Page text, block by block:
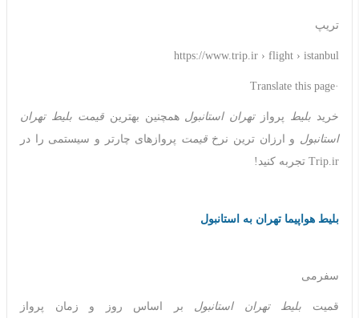
تریپ
https://www.trip.ir › flight › istanbul
·Translate this page
خرید بلیط پروازتهران استانبول همچنین بهترینقیمت بلیط تهران
استانبول و ارزان ترین نرخقیمت پروازهای چارتر و سیستمی را در
Trip.ir تجربه کنید!
بلیط هواپیما تهران به استانبول
سفرمی
قمیت بلیط تهران استانبول بر اساس روز و زمان پرواز